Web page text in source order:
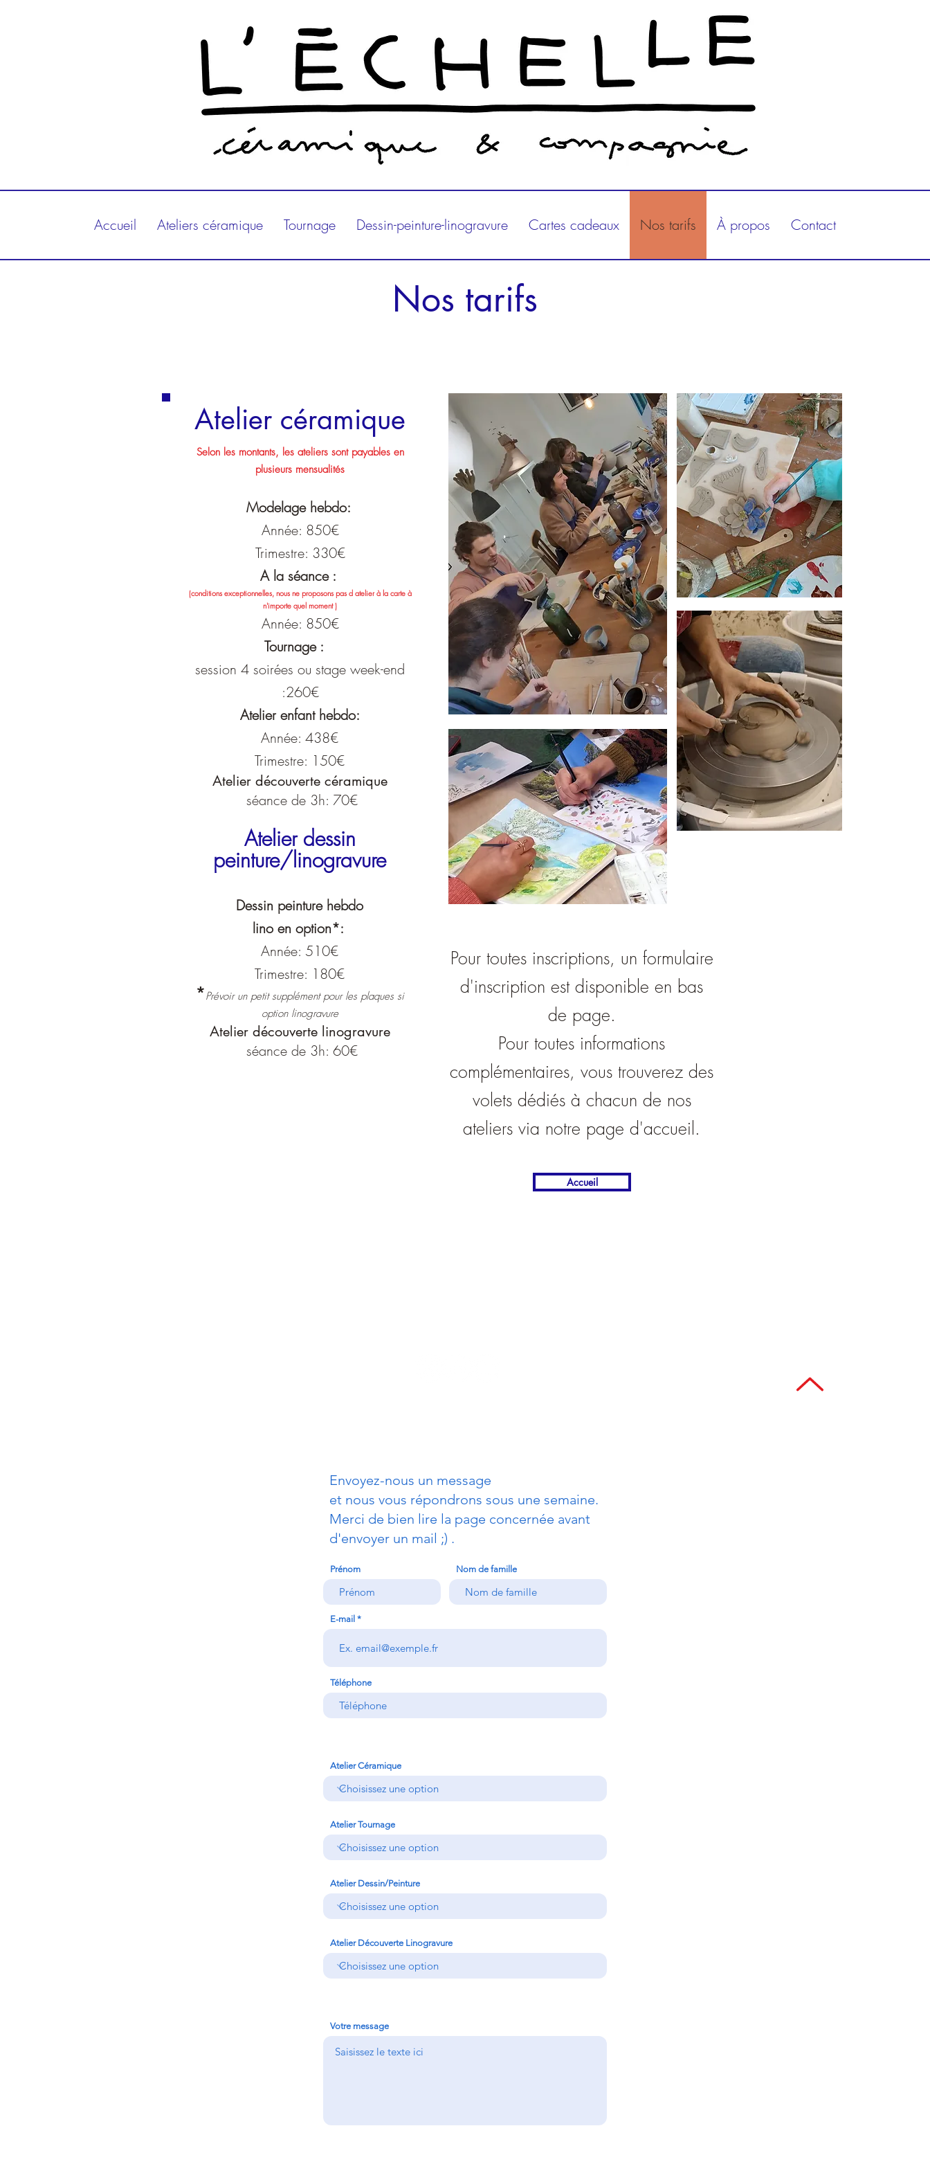
Accueil Ateliers céramique Tournage Dessin-peinture-linogravure Cartes cadeaux Nos tarifs À propos Contact
Nos tarifs
Atelier céramique
Selon les montants, les ateliers sont payables en
plusieurs mensualités
Modelage hebdo:
Année: 850€
Trimestre: 330€
A la séance :
(conditions exceptionnelles, nous ne proposons pas d atelier à la carte à
n'importe quel moment )
Année: 850€
Tournage :
session 4 soirées ou stage week-end
:260€
​Atelier enfant hebdo:
Année: 438€
Trimestre: 150€
Atelier découverte céramique
séance de 3h: 70€
Atelier dessin
peinture/linogravure
Dessin peinture hebdo
lino en option*:
Année: 510€
Trimestre: 180€
*Prévoir un petit supplément pour les plaques si
option linogravure
Atelier découverte linogravure
séance de 3h: 60€
Pour toutes inscriptions, un formulaire
d'inscription est disponible en bas
de page.
Pour toutes informations
complémentaires, vous trouverez des
volets dédiés à chacun de nos
ateliers via notre page d'accueil.
Accueil
Envoyez-nous un message
et nous vous répondrons sous une semaine.
Merci de bien lire la page concernée avant
d'envoyer un mail ;) .
Prénom Nom de famille
E-mail
Téléphone
Atelier Céramique
Atelier Tournage
Atelier Dessin/Peinture
Atelier Découverte Linogravure
Votre message